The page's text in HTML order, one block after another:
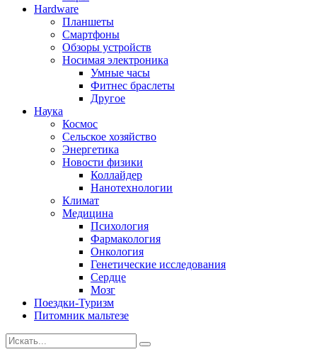
Hardware
Планшеты
Смартфоны
Обзоры устройств
Носимая электроника
Умные часы
Фитнес браслеты
Другое
Наука
Космос
Сельское хозяйство
Энергетика
Новости физики
Коллайдер
Нанотехнологии
Климат
Медицина
Психология
Фармакология
Онкология
Генетические исследования
Сердце
Мозг
Поездки-Туризм
Питомник мальтезе